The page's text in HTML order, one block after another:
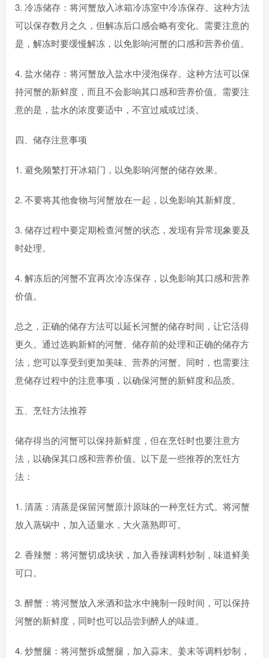
3. 冷冻储存：将河蟹放入冰箱冷冻室中冷冻保存。这种方法
可以保存数月之久，但解冻后口感会略有变化。需要注意的
是，解冻时要缓慢解冻，以免影响河蟹的口感和营养价值。
4. 盐水储存：将河蟹放入盐水中浸泡保存。这种方法可以保
持河蟹的新鲜度，而且不会影响其口感和营养价值。需要注
意的是，盐水的浓度要适中，不宜过咸或过淡。
四、储存注意事项
1. 避免频繁打开冰箱门，以免影响河蟹的储存效果。
2. 不要将其他食物与河蟹放在一起，以免影响其新鲜度。
3. 储存过程中要定期检查河蟹的状态，发现有异常现象要及
时处理。
4. 解冻后的河蟹不宜再次冷冻保存，以免影响其口感和营养
价值。
总之，正确的储存方法可以延长河蟹的储存时间，让它活得
更久。通过选购新鲜的河蟹、储存前的处理和正确的储存方
法，您可以享受到更加美味、营养的河蟹。同时，也需要注
意储存过程中的注意事项，以确保河蟹的新鲜度和品质。
五、烹饪方法推荐
储存得当的河蟹可以保持新鲜度，但在烹饪时也要注意方
法，以确保其口感和营养价值。以下是一些推荐的烹饪方
法：
1. 清蒸：清蒸是保留河蟹原汁原味的一种烹饪方式。将河蟹
放入蒸锅中，加入适量水，大火蒸熟即可。
2. 香辣蟹：将河蟹切成块状，加入香辣调料炒制，味道鲜美
可口。
3. 醉蟹：将河蟹放入米酒和盐水中腌制一段时间，可以保持
河蟹的新鲜度，同时也可以品尝到醉人的味道。
4. 炒蟹腿：将河蟹拆成蟹腿，加入蒜末、姜末等调料炒制，